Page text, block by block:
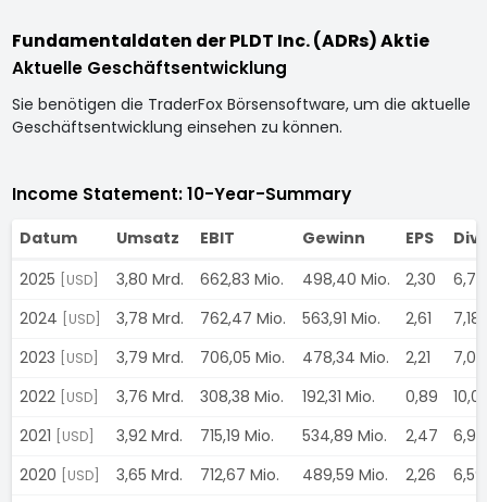
Fundamentaldaten der PLDT Inc. (ADRs) Aktie
Aktuelle Geschäftsentwicklung
Sie benötigen die TraderFox Börsensoftware, um die aktuelle
Geschäftsentwicklung einsehen zu können.
Income Statement: 10-Year-Summary
Datum Umsatz EBIT Gewinn EPS
2025
[USD] 3,80 Mrd. 662,83 Mio. 498,40 Mio. 2,30
2024
[USD] 3,78 Mrd. 762,47 Mio. 563,91 Mio. 2,61
2023
[USD] 3,79 Mrd. 706,05 Mio. 478,34 Mio. 2,21
2022
[USD] 3,76 Mrd. 308,38 Mio. 192,31 Mio. 0,89
2021
[USD] 3,92 Mrd. 715,19 Mio. 534,89 Mio. 2,47
2020
[USD] 3,65 Mrd. 712,67 Mio. 489,59 Mio. 2,26